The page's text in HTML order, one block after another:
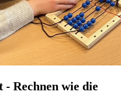
Rechnen wie die